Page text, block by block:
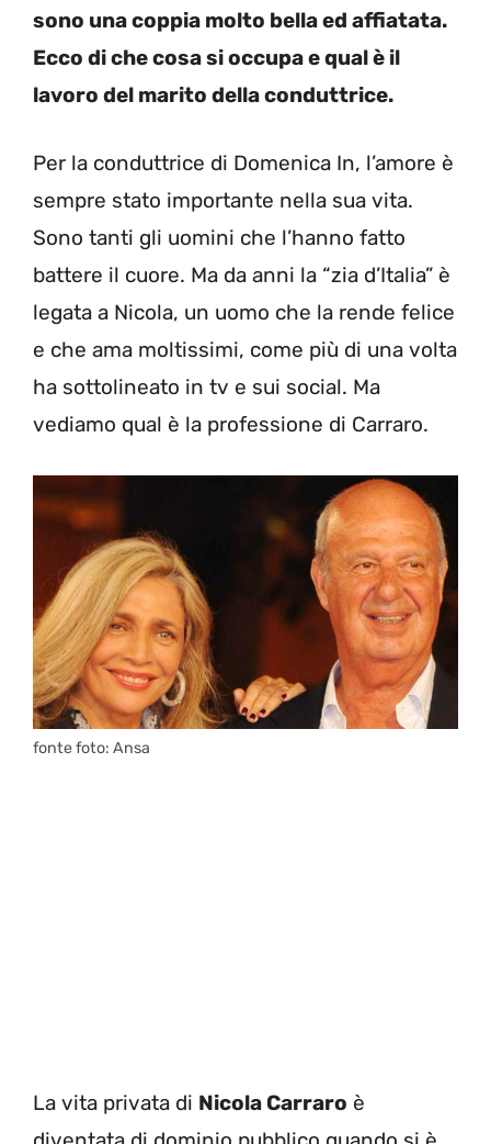
sono una coppia molto bella ed affiatata.
Ecco di che cosa si occupa e qual è il
lavoro del marito della conduttrice.
Per la conduttrice di Domenica In, l’amore è
sempre stato importante nella sua vita.
Sono tanti gli uomini che l’hanno fatto
battere il cuore. Ma da anni la “zia d’Italia” è
legata a Nicola, un uomo che la rende felice
e che ama moltissimi, come più di una volta
ha sottolineato in tv e sui social. Ma
vediamo qual è la professione di Carraro.
fonte foto: Ansa
La vita privata di Nicola Carraro è